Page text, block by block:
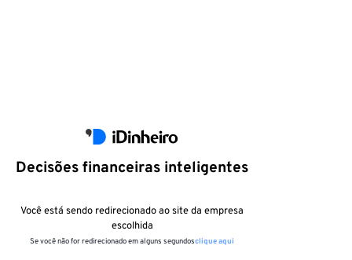
Decisões financeiras inteligentes
Você está sendo redirecionado ao site da empresa
escolhida
Se você não for redirecionado em alguns segundosclique aqui